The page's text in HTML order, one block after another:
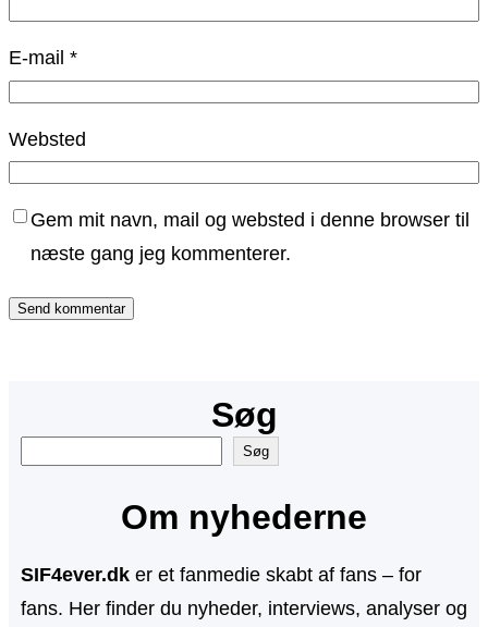
E-mail *
Websted
Gem mit navn, mail og websted i denne browser til
næste gang jeg kommenterer.
Søg
Søg
Om nyhederne
SIF4ever.dker et fanmedie skabt af fans – for
fans. Her finder du nyheder, interviews, analyser og